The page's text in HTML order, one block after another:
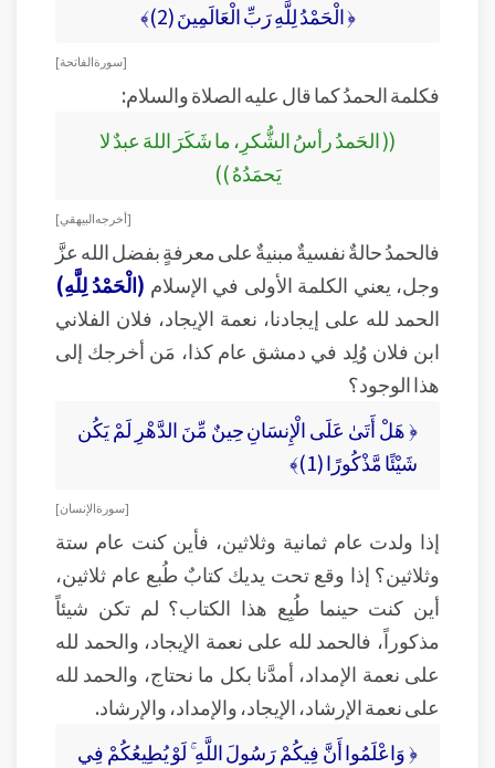
﴿ الْحَمْدُ لِلَّهِ رَبِّ الْعَالَمِينَ (2)﴾
[ سورة الفاتحة ]
فكلمة الحمدُ كما قال عليه الصلاة والسلام:
(( الحَمدُ رأسُ الشُّكرِ، ما شَكَرَ اللهَ عبدٌ لا
يَحمَدُهُ ))
[ أخرجه البيهقي ]
فالحمدُ حالةٌ نفسيةٌ مبنيةٌ على معرفةٍ بفضل الله عزَّ
وجل، يعني الكلمة الأولى في الإسلام (الْحَمْدُ لِلَّهِ)
الحمد لله على إيجادنا، نعمة الإيجاد، فلان الفلاني
ابن فلان وُلِد في دمشق عام كذا، مَن أخرجك إلى
هذا الوجود؟
﴿ هَلْ أَتَىٰ عَلَى الْإِنسَانِ حِينٌ مِّنَ الدَّهْرِ لَمْ يَكُن
شَيْئًا مَّذْكُورًا (1)﴾
[ سورة الإنسان ]
إذا ولدت عام ثمانية وثلاثين، فأين كنت عام ستة
وثلاثين؟ إذا وقع تحت يديك كتابٌ طُبع عام ثلاثين،
أين كنت حينما طُبِع هذا الكتاب؟ لم تكن شيئاً
مذكوراً، فالحمد لله على نعمة الإيجاد، والحمد لله
على نعمة الإمداد، أمدَّنا بكل ما نحتاج، والحمد لله
على نعمة الإرشاد، الإيجاد، والإمداد، والإرشاد.
﴿ وَاعْلَمُوا أَنَّ فِيكُمْ رَسُولَ اللَّهِ ۚ لَوْ يُطِيعُكُمْ فِي